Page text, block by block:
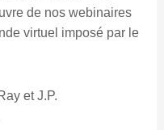
de nos webinaires
virtuel imposé par le
et J.P.